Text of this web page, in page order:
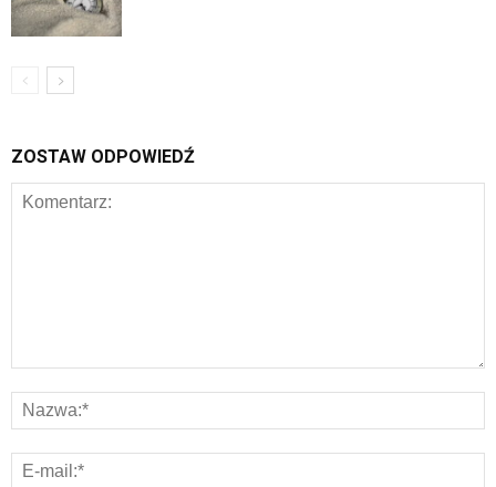
ZOSTAW ODPOWIEDŹ